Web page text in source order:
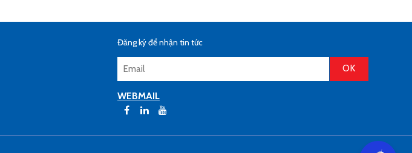
Đăng ký để nhận tin tức
WEBMAIL